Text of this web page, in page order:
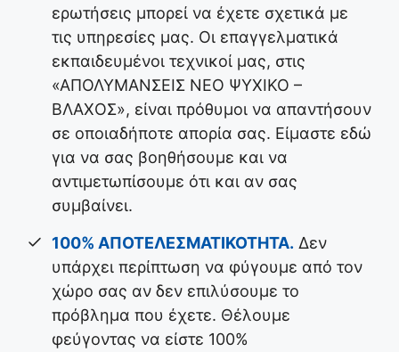
ερωτήσεις μπορεί να έχετε σχετικά με
τις υπηρεσίες μας. Οι επαγγελματικά
εκπαιδευμένοι τεχνικοί μας, στις
«ΑΠΟΛΥΜΑΝΣΕΙΣ ΝΕΟ ΨΥΧΙΚΟ –
ΒΛΑΧΟΣ», είναι πρόθυμοι να απαντήσουν
σε οποιαδήποτε απορία σας. Είμαστε εδώ
για να σας βοηθήσουμε και να
αντιμετωπίσουμε ότι και αν σας
συμβαίνει.
100% ΑΠΟΤΕΛΕΣΜΑΤΙΚΟΤΗΤΑ. Δεν
υπάρχει περίπτωση να φύγουμε από τον
χώρο σας αν δεν επιλύσουμε το
πρόβλημα που έχετε. Θέλουμε
φεύγοντας να είστε 100%